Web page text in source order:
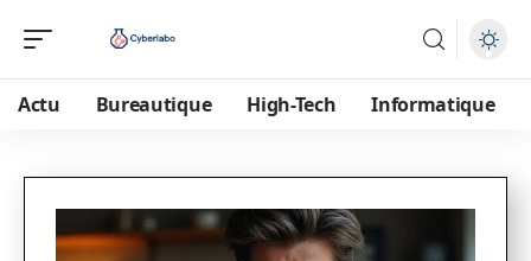
Actu Bureautique High-Tech Informatique